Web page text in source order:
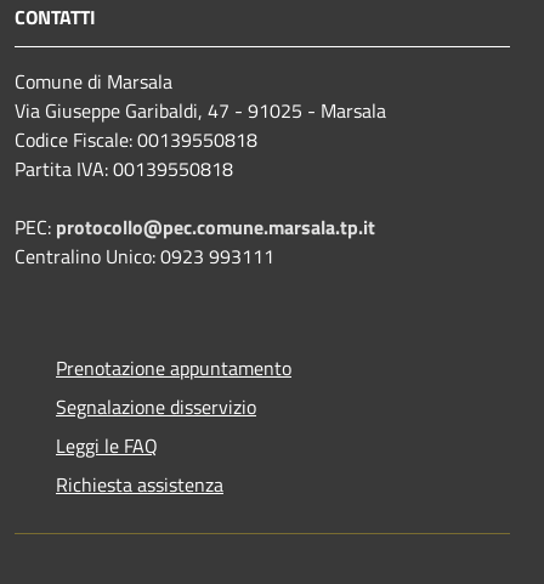
CONTATTI
Comune di Marsala
Via Giuseppe Garibaldi, 47 - 91025 - Marsala
Codice Fiscale: 00139550818
Partita IVA: 00139550818
PEC: protocollo@pec.comune.marsala.tp.it
Centralino Unico: 0923 993111
Prenotazione appuntamento
Segnalazione disservizio
Leggi le FAQ
Richiesta assistenza